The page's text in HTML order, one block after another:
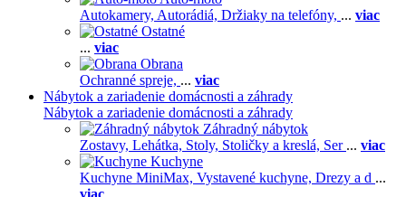
Autokamery, Autorádiá, Držiaky na telefóny, ... viac
Ostatné
... viac
Obrana
Ochranné spreje, ... viac
Nábytok a zariadenie domácnosti a záhrady
Nábytok a zariadenie domácnosti a záhrady
Záhradný nábytok
Zostavy, Lehátka, Stoly, Stoličky a kreslá, Ser ... viac
Kuchyne
Kuchyne MiniMax, Vystavené kuchyne, Drezy a d ...
viac